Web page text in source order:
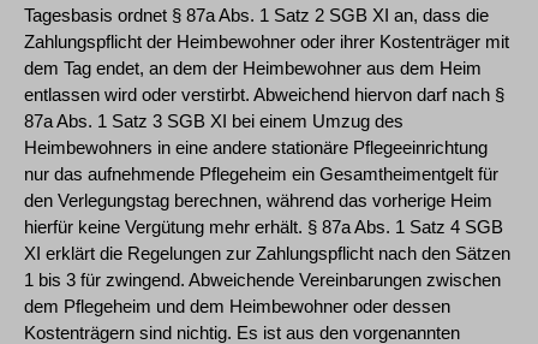
Tagesbasis ordnet § 87a Abs. 1 Satz 2 SGB XI an, dass die
Zahlungspflicht der Heimbewohner oder ihrer Kostenträger mit
dem Tag endet, an dem der Heimbewohner aus dem Heim
entlassen wird oder verstirbt. Abweichend hiervon darf nach §
87a Abs. 1 Satz 3 SGB XI bei einem Umzug des
Heimbewohners in eine andere stationäre Pflegeeinrichtung
nur das aufnehmende Pflegeheim ein Gesamtheimentgelt für
den Verlegungstag berechnen, während das vorherige Heim
hierfür keine Vergütung mehr erhält. § 87a Abs. 1 Satz 4 SGB
XI erklärt die Regelungen zur Zahlungspflicht nach den Sätzen
1 bis 3 für zwingend. Abweichende Vereinbarungen zwischen
dem Pflegeheim und dem Heimbewohner oder dessen
Kostenträgern sind nichtig. Es ist aus den vorgenannten